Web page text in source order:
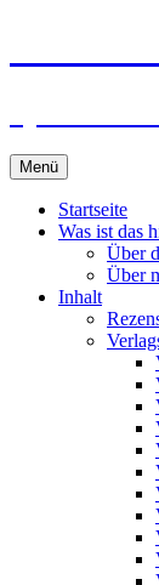
Menü
Startseite
Was ist das
Über
Über
Inhalt